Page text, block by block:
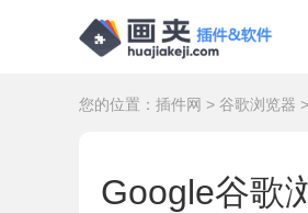
您的位置： 插件网 > 谷歌浏览器
Google谷歌